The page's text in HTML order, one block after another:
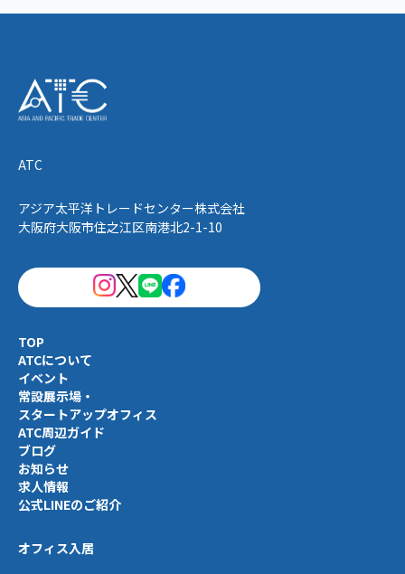
ATC
アジア太平洋トレードセンター株式会社
大阪府大阪市住之江区南港北2-1-10
TOP
ATCについて
イベント
常設展示場・
スタートアップオフィス
ATC周辺ガイド
ブログ
お知らせ
求人情報
公式LINEのご紹介
オフィス入居